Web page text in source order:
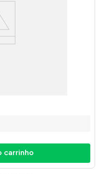
21655 - Wolff
carrinho